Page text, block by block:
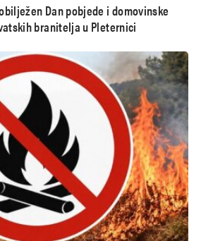
Dan pobjede i domovinske
branitelja u Pleternici